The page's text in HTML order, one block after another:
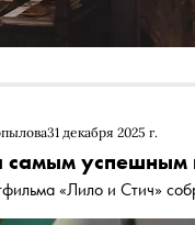
31 декабря 2025 г.
самым
«Лило и Стич»